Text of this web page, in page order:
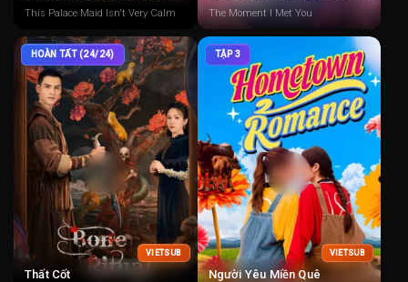
This Palace Maid Isn't Very Calm The Moment I Met You
HOÀN TẤT (24/24)
VIETSUB
Thất Cốt
TẬP 3
VIETSUB
Người Yêu Miền Quê